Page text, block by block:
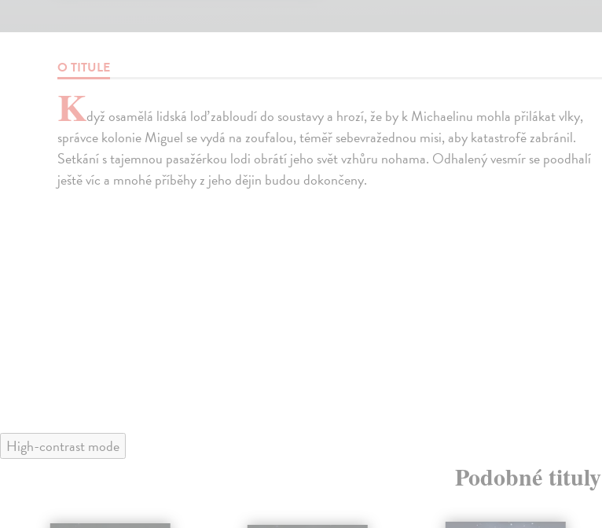
O TITULE
Když osamělá lidská loď zabloudí do soustavy a hrozí, že by k Michaelinu mohla přilákat vlky,
správce kolonie Miguel se vydá na zoufalou, téměř sebevražednou misi, aby katastrofě zabránil.
Setkání s tajemnou pasažérkou lodi obrátí jeho svět vzhůru nohama. Odhalený vesmír se poodhalí
ještě víc a mnohé příběhy z jeho dějin budou dokončeny.
High-contrast mode
Podobné tituly